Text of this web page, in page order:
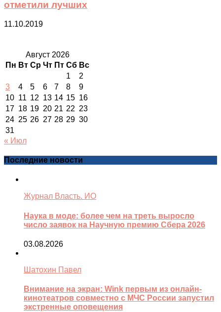
отметили лучших
11.10.2019
Август 2026
Пн Вт Ср Чт Пт Сб Вс
1
2
3
4 5 6 7 8
9
10 11 12 13 14 15 16
17 18 19 20 21 22 23
24 25 26 27 28 29 30
31
« Июл
Последние новости
Журнал Власть. ИО
Наука в моде: более чем на треть выросло
число заявок на Научную премию Сбера 2026
03.08.2026
Шатохин Павел
Внимание на экран: Wink первым из онлайн-
кинотеатров совместно с МЧС России запустил
экстренные оповещения